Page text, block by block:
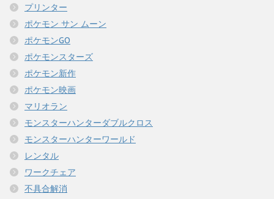
プリンター
ポケモン サン ムーン
ポケモンGO
ポケモンスターズ
ポケモン新作
ポケモン映画
マリオラン
モンスターハンターダブルクロス
モンスターハンターワールド
レンタル
ワークチェア
不具合解消